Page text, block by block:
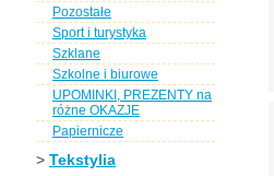
Pozostałe
Sport i turystyka
Szklane
Szkolne i biurowe
UPOMINKI, PREZENTY na
różne OKAZJE
Papiernicze
> Tekstylia